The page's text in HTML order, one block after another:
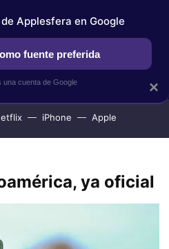
APPLESFERA SELECCIÓN
iPhone Apple
ya oficial
×
Applesfera en Google
fuente preferida
una cuenta de Google